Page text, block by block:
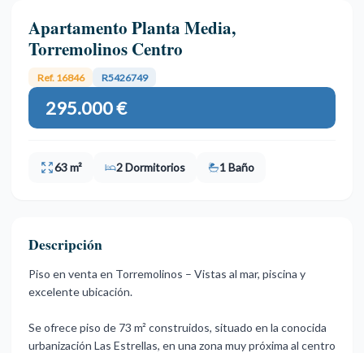
Apartamento Planta Media,
Torremolinos Centro
Ref. 16846 R5426749
295.000 €
63 m² 2 Dormitorios 1 Baño
Descripción
Piso en venta en Torremolinos – Vistas al mar, piscina y
excelente ubicación.
Se ofrece piso de 73 m² construidos, situado en la conocida
urbanización Las Estrellas, en una zona muy próxima al centro